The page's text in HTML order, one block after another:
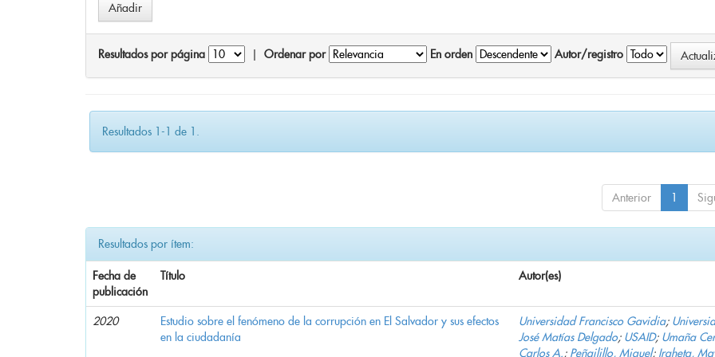
Resultados por página Ordenar por En orden Autor/registro
Resultados 1-1 de 1.
Anterior 1
Resultados por ítem:
Fecha de
publicación
Título Autor(es)
2020
Estudio sobre el fenómeno de la corrupción en El Salvador y sus efectos
en la ciudadanía
Universidad Francisco Gavidia;
José Matías Delgado; USAID; Umaña
Carlos A.; Peñailillo, Miguel; Iraheta,